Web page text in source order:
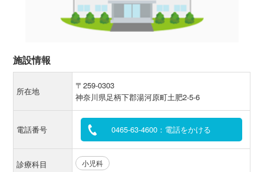
施設情報
所在地
〒259-0303
神奈川県足柄下郡湯河原町土肥2-5-6
電話番号 0465-63-4600：電話をかける
診療科目 小児科